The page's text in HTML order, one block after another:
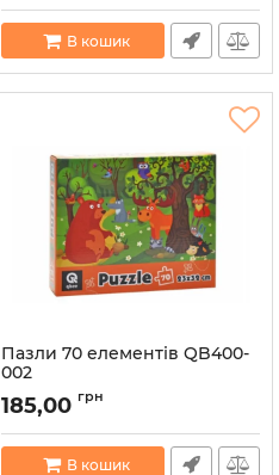
В кошик
Пазли 70 елементів QB400-
002
Артикул: 4820234765058
185,00 грн
В кошик